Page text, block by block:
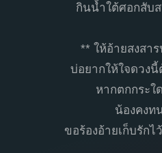
กินน้ำใต้ศอกสับ
** ให้อ้ายสงสา
บ่อยากให้ใจดวง
หากตกกระใ
น้องคงท
ขอร้องอ้ายเก็บรักไ